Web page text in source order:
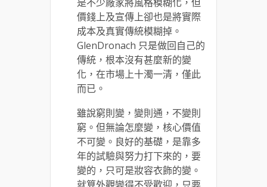
價錢上及宣傳上卻也是將實際
成本及真實傳統模糊掉。
GlenDronach 只是做回自己的
傳統，根本沒有甚麼新的變
化，在市場上十濁一清，僅此
而已。
雖說窮則變，變則通，不變則
窮。但無論怎麼變，核心價值
不可變。良好的基礎，是靠多
年的試驗與努力打下來的，要
變的，只可是妝容衣飾的變。